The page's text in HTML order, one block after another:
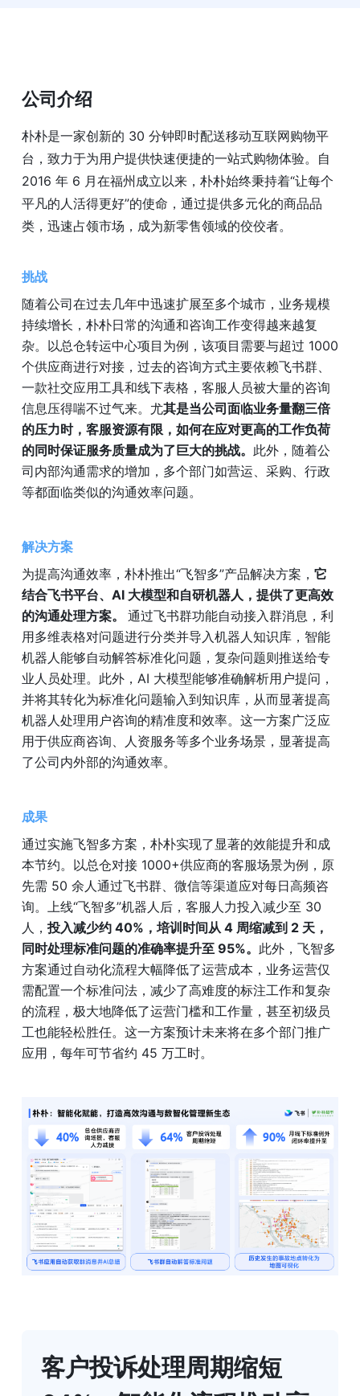
公司介绍
朴朴是一家创新的 30 分钟即时配送移动互联网购物平
台，致力于为用户提供快速便捷的一站式购物体验。自
2016 年 6 月在福州成立以来，朴朴始终秉持着“让每个
平凡的人活得更好”的使命，通过提供多元化的商品品
类，迅速占领市场，成为新零售领域的佼佼者。
挑战
随着公司在过去几年中迅速扩展至多个城市，业务规模
持续增长，朴朴日常的沟通和咨询工作变得越来越复
杂。以总仓转运中心项目为例，该项目需要与超过 1000
个供应商进行对接，过去的咨询方式主要依赖飞书群、
一款社交应用工具和线下表格，客服人员被大量的咨询
信息压得喘不过气来。尤其是当公司面临业务量翻三倍
的压力时，客服资源有限，如何在应对更高的工作负荷
的同时保证服务质量成为了巨大的挑战。 此外，随着公
司内部沟通需求的增加，多个部门如营运、采购、行政
等都面临类似的沟通效率问题。
解决方案
为提高沟通效率，朴朴推出“飞智多”产品解决方案， 它
结合飞书平台、AI 大模型和自研机器人，提供了更高效
的沟通处理方案。 通过飞书群功能自动接入群消息，利
用多维表格对问题进行分类并导入机器人知识库，智能
机器人能够自动解答标准化问题，复杂问题则推送给专
业人员处理。此外，AI 大模型能够准确解析用户提问，
并将其转化为标准化问题输入到知识库，从而显著提高
机器人处理用户咨询的精准度和效率。这一方案广泛应
用于供应商咨询、人资服务等多个业务场景，显著提高
了公司内外部的沟通效率。
成果
通过实施飞智多方案，朴朴实现了显著的效能提升和成
本节约。以总仓对接 1000+供应商的客服场景为例，原
先需 50 余人通过飞书群、微信等渠道应对每日高频咨
询。上线“飞智多”机器人后，客服人力投入减少至 30
人， 投入减少约 40%，培训时间从 4 周缩减到 2 天，
同时处理标准问题的准确率提升至 95%。 此外，飞智多
方案通过自动化流程大幅降低了运营成本，业务运营仅
需配置一个标准问法，减少了高难度的标注工作和复杂
的流程，极大地降低了运营门槛和工作量，甚至初级员
工也能轻松胜任。这一方案预计未来将在多个部门推广
应用，每年可节省约 45 万工时。
客户投诉处理周期缩短